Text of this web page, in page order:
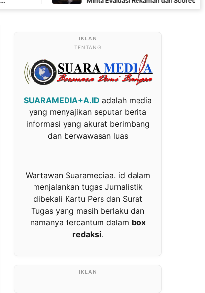
TENTANG
SUARAMEDIA+A.ID adalah media
yang menyajikan seputar berita
informasi yang akurat berimbang
dan berwawasan luas
Wartawan Suaramediaa. id dalam
menjalankan tugas Jurnalistik
dibekali Kartu Pers dan Surat
Tugas yang masih berlaku dan
namanya tercantum dalam box
redaksi.